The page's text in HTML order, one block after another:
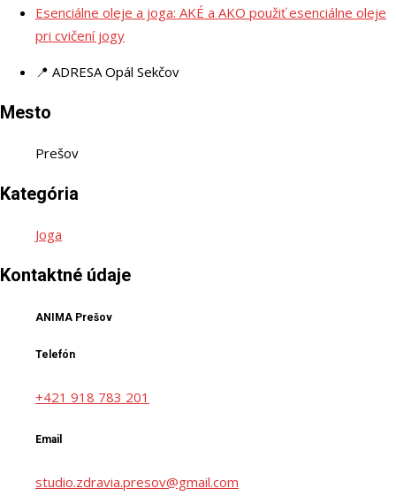
Esenciálne oleje a joga: AKÉ a AKO použiť esenciálne oleje
pri cvičení jogy
📍 ADRESA Opál Sekčov
Mesto
Prešov
Kategória
Joga
Kontaktné údaje
ANIMA Prešov
Telefón
+421 918 783 201
Email
studio.zdravia.presov@gmail.com